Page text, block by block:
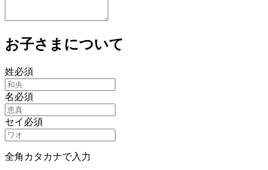
お子さまについて
姓必須
名必須
セイ 必須
全角カタカナで入力